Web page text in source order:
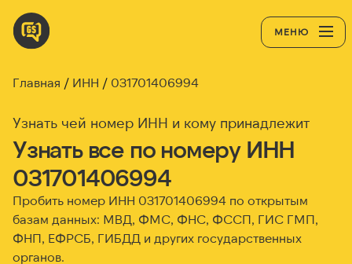
МЕНЮ
Главная ИНН 031701406994
Узнать чей номер ИНН и кому принадлежит
Узнать все по номеру ИНН
031701406994
Пробить номер ИНН 031701406994 по открытым
базам данных: МВД, ФМС, ФНС, ФССП, ГИС ГМП,
ФНП, ЕФРСБ, ГИБДД и других государственных
органов.